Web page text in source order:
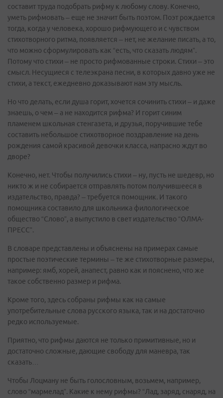
составит труда подобрать рифму к любому слову. Конечно,
уметь рифмовать – еще не значит быть поэтом. Поэт рождается
тогда, когда у человека, хорошо рифмующего и с чувством
стихотворного ритма, появляется – нет, не желание писать, а то,
что можно сформулировать как “есть, что сказать людям”.
Потому что стихи – не просто рифмованные строки. Стихи – это
смысл. Несущиеся с телеэкрана песни, в которых давно уже не
стихи, а текст, ежедневно доказывают нам эту мысль.
Но что делать, если душа горит, хочется сочинить стихи – и даже
знаешь, о чем – а не находится рифма? И горит синим
пламенем школьная стенгазета, и друзья, поручившие тебе
составить небольшое стихотворное поздравление на день
рождения самой красивой девочки класса, напрасно ждут во
дворе?
Конечно, нет. Чтобы получились стихи – ну, пусть не шедевр, но
никто ж и не собирается отправлять потом получившееся в
издательство, правда? – требуется помощник. И такого
помощника составило для школьника филологическое
общество “Слово”, а выпустило в свет издательство “ОЛМА-
ПРЕСС”.
В словаре представлены и объяснены на примерах самые
простые поэтические термины – те же стихотворные размеры,
например: ямб, хорей, анапест, равно как и пояснено, что же
такое собственно размер и рифма.
Кроме того, здесь собраны рифмы как на самые
употребительные слова русского языка, так и на достаточно
редко используемые.
Приятно, что рифмы даются не только примитивные, но и
достаточно сложные, дающие свободу для маневра, так
сказать…
Чтобы Лоцману не быть голословным, возьмем, например,
слово “мармелад”. Какие к нему рифмы? “Лад, заряд, снаряд, на